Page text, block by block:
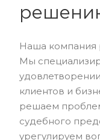
Наша компания
Мы
клиентов и
решаем
судебного
урегулируем